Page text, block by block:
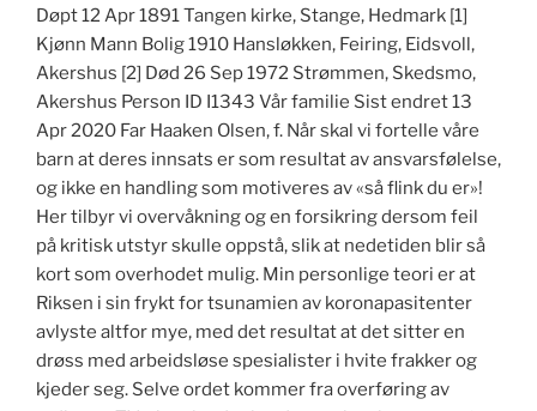
Døpt 12 Apr 1891 Tangen kirke, Stange, Hedmark [1]
Kjønn Mann Bolig 1910 Hansløkken, Feiring, Eidsvoll,
Akershus [2] Død 26 Sep 1972 Strømmen, Skedsmo,
Akershus Person ID I1343 Vår familie Sist endret 13
Apr 2020 Far Haaken Olsen, f. Når skal vi fortelle våre
barn at deres innsats er som resultat av ansvarsfølelse,
og ikke en handling som motiveres av «så flink du er»!
Her tilbyr vi overvåkning og en forsikring dersom feil
på kritisk utstyr skulle oppstå, slik at nedetiden blir så
kort som overhodet mulig. Min personlige teori er at
Riksen i sin frykt for tsunamien av koronapasitenter
avlyste altfor mye, med det resultat at det sitter en
drøss med arbeidsløse spesialister i hvite frakker og
kjeder seg. Selve ordet kommer fra overføring av